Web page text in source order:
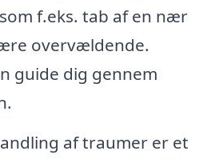
f.eks. tab af en nær
overvældende.
guide dig gennem
af traumer er et